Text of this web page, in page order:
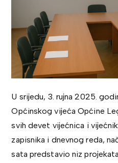
U srijedu, 3. rujna 2025.
Općinskog vijeća Općine
svih devet vijećnica i
zapisnika i dnevnog reda,
sata predstavio niz